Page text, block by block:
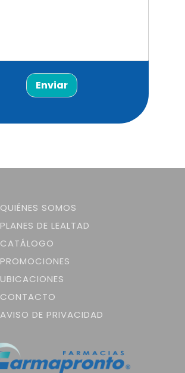
Enviar
QUIÉNES SOMOS
PLANES DE LEALTAD
CATÁLOGO
PROMOCIONES
UBICACIONES
CONTACTO
AVISO DE PRIVACIDAD